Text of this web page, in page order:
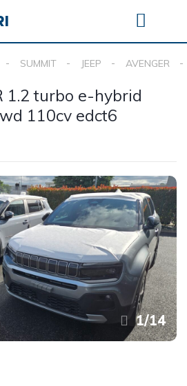
SUMMIT JEEP AVENGER
1.2 turbo e-hybrid
110cv edct6
1/14